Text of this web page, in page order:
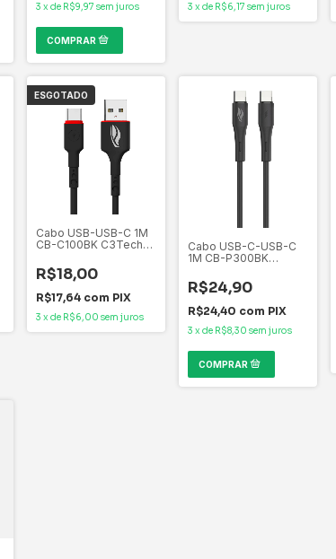
3 x de R$9,97 sem juros 3 x de R$6,17 sem juros
ESGOTADO
Cabo USB-USB-C 1M
CB-C100BK C3Tech
Tipo-C
R$18,00
R$17,64 com PIX
3 x de R$6,00 sem juros
Cabo USB-C-USB-C
1M CB-P300BK
Tipo-C, 3A
R$24,90
R$24,40 com PIX
3 x de R$8,30 sem juros